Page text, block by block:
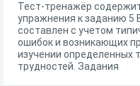
Тест-тренажёр
упражнения к заданию 5
составлен с учетом
ошибок и возникающих
изучении определенных
трудностей. Задания